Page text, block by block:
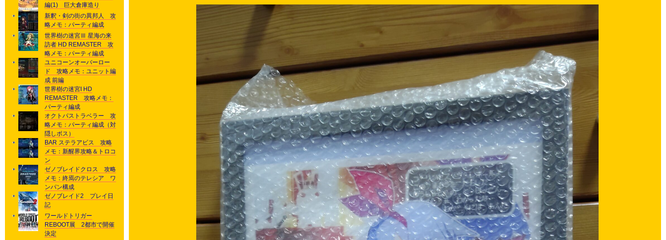
編(1) 巨大倉庫造り
新釈・剣の街の異邦人 攻
略メモ：パーティ編成
世界樹の迷宮Ⅲ 星海の来
訪者 HD REMASTER 攻
略メモ：パーティ編成
ユニコーンオーバーロー
ド 攻略メモ：ユニット編
成 前編
世界樹の迷宮I HD
REMASTER 攻略メモ：
パーティ編成
オクトパストラベラー 攻
略メモ：パーティ編成（対
隠しボス）
BAR ステラアビス 攻略
メモ：新醒界攻略＆トロコ
ン
ゼノブレイドクロス 攻略
メモ：終焉のテレシア ワ
ンパン構成
ゼノブレイド2 プレイ日
記
ワールドトリガー
REBOOT展 2都市で開催
決定